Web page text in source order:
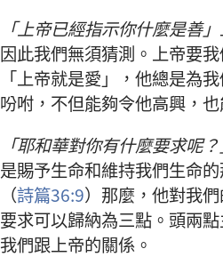
「上帝已經指示你什麼是善」
因此我們無須猜測 。 上帝要
「上帝就是愛 」， 他總是為
吩咐 ， 不但能夠令他高興 ， 也
「耶和華對你有什麼要求呢？
是賜予生命和維持我們生命的
（詩篇36:9） 那麼 ， 他對我們
要求可以歸納為三點 。 頭兩點
我們跟上帝的關係 。